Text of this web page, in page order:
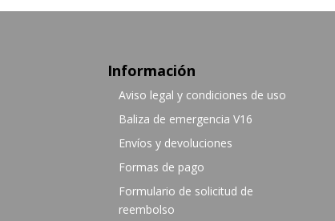
Información
Aviso legal y condiciones de uso
Baliza de emergencia V16
Envíos y devoluciones
Formas de pago
Formulario de solicitud de
reembolso